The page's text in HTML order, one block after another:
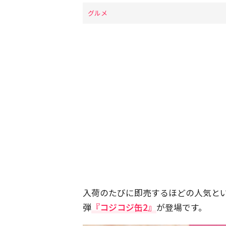
グルメ
入荷のたびに即売するほどの人気と
弾 『コジコジ缶2』 が登場です。